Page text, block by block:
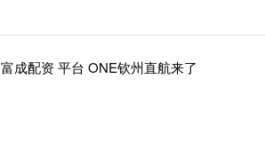
富成配资 平台 ONE钦州直航来了